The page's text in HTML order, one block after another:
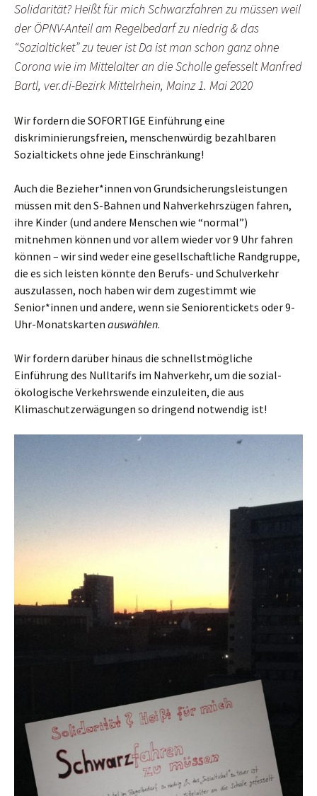
Solidarität? Heißt für mich Schwarzfahren zu müssen weil
der ÖPNV-Anteil am Regelbedarf zu niedrig & das
“Sozialticket” zu teuer ist Da ist man schon ganz ohne
Corona wie im Mittelalter an die Scholle gefesselt Manfred
Bartl, ver.di-Bezirk Mittelrhein, Mainz 1. Mai 2020
Wir fordern die SOFORTIGE Einführung eine
diskriminierungsfreien, menschenwürdig bezahlbaren
Sozialtickets ohne jede Einschränkung!
Auch die Bezieher*innen von Grundsicherungsleistungen
müssen mit den S-Bahnen und Nahverkehrszügen fahren,
ihre Kinder (und andere Menschen wie “normal”)
mitnehmen können und vor allem wieder vor 9 Uhr fahren
können – wir sind weder eine gesellschaftliche Randgruppe,
die es sich leisten könnte den Berufs- und Schulverkehr
auszulassen, noch haben wir dem zugestimmt wie
Senior*innen und andere, wenn sie Seniorentickets oder 9-
Uhr-Monatskarten auswählen.
Wir fordern darüber hinaus die schnellstmögliche
Einführung des Nulltarifs im Nahverkehr, um die sozial-
ökologische Verkehrswende einzuleiten, die aus
Klimaschutzerwägungen so dringend notwendig ist!